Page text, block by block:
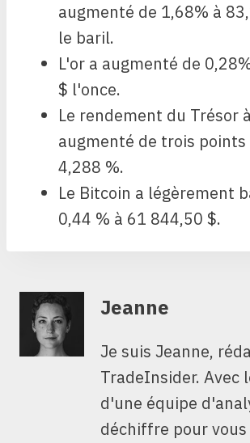
augmenté de 1,68% à
le baril.
L'or a augmenté de
$ l'once.
Le rendement du Trésor
augmenté de trois points
4,288 %.
Le Bitcoin a légèrement
0,44 % à 61 844,50 $.
Jeanne
Je suis Jeanne,
TradeInsider. Avec
d'une équipe
déchiffre pour vous